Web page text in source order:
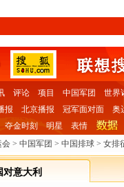
评论 项目 中国军团 世界
报 北京播报 冠军面对面 奥
夺金时刻 明星 表情
会 > 中国军团 > 中国排球 > 女排
对意大利